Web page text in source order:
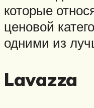
которые
ценовой
одними из
Lavazza